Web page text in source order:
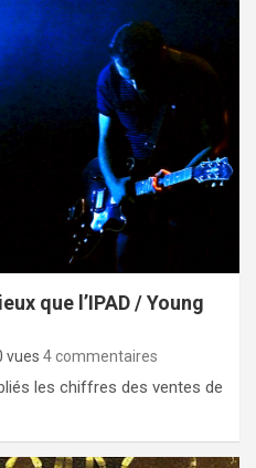
que l’IPAD / Young
vues 4 commentaires
les chiffres des ventes de